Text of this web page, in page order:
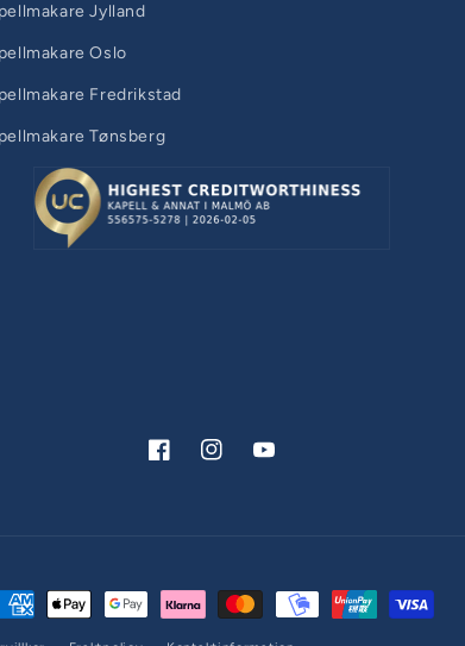
Jylland
Oslo
Fredrikstad
Tønsberg
FacebookInstagramYouTube
Betalningsmetoder